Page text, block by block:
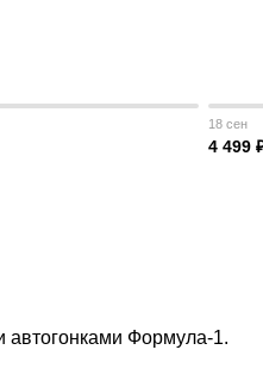
18 сен
4 499
автогонками Формула-1.